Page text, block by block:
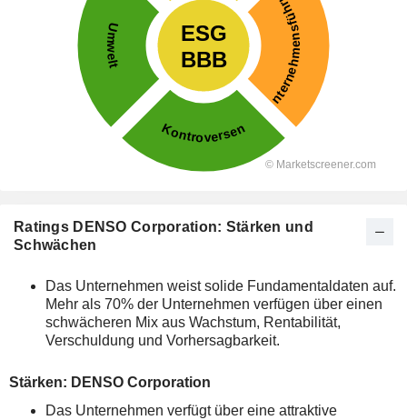
Ratings DENSO Corporation: Stärken und
Schwächen
Das Unternehmen weist solide Fundamentaldaten auf.
Mehr als 70% der Unternehmen verfügen über einen
schwächeren Mix aus Wachstum, Rentabilität,
Verschuldung und Vorhersagbarkeit.
Stärken: DENSO Corporation
Das Unternehmen verfügt über eine attraktive